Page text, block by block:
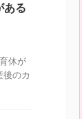
ある
休が
後のカ